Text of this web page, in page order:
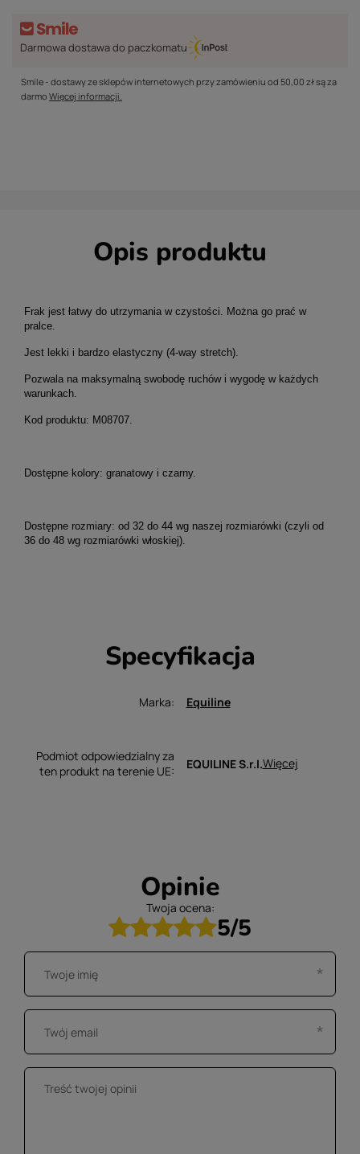
Darmowa dostawa do paczkomatu
Smile - dostawy ze sklepów internetowych przy zamówieniu od 50,00 złsą za
darmo Więcej informacji.
Opis produktu
Frak jest łatwy do utrzymania w czystości. Można go prać w
pralce.
Jest lekki i bardzo elastyczny (4-way stretch).
Pozwala na maksymalną swobodę ruchów i wygodę w każdych
warunkach.
Kod produktu: M08707.
Dostępne kolory: granatowy i czarny.
Dostępne rozmiary: od 32 do 44 wg naszej rozmiarówki (czyli od
36 do 48 wg rozmiarówki włoskiej).
Specyfikacja
Marka Equiline
Podmiot odpowiedzialny za
ten produkt na terenie UE
EQUILINE S.r.l.Więcej
Opinie
Twoja ocena:
5/5